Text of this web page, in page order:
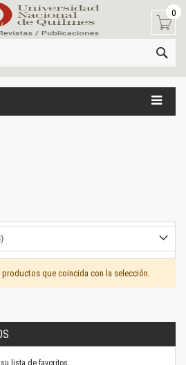
0
que coincida con la selección.
lista de favoritos.